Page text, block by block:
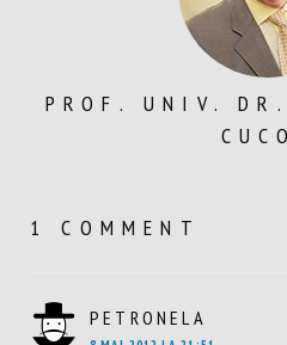
PROF. UNIV.
1 COMMENT
PETRONELA